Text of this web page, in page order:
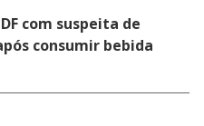
com suspeita de
consumir bebida